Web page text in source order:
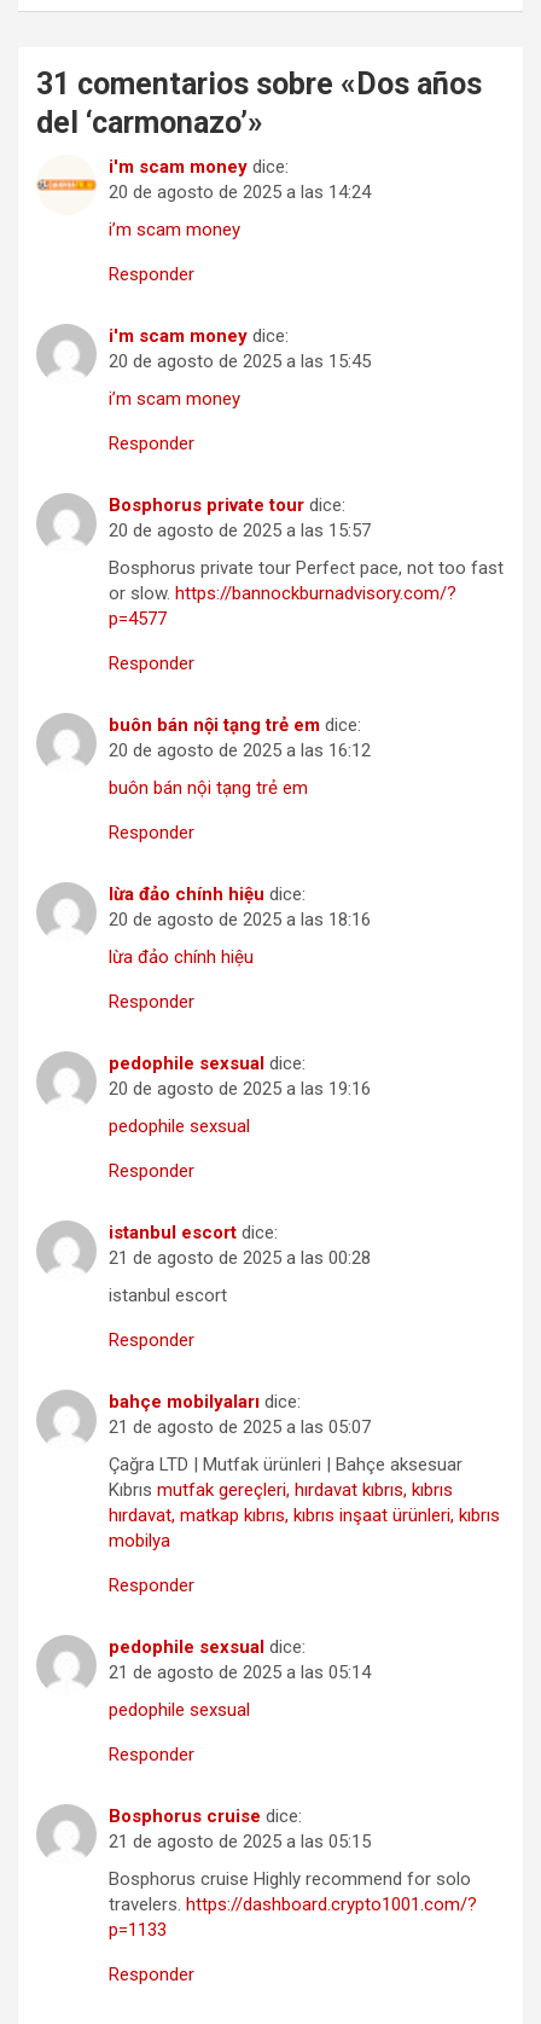
31 comentarios sobre « Dos años
del ‘carmonazo’»
i'm scam money dice:
20 de agosto de 2025 a las 14:24
i’m scam money
Responder
i'm scam money dice:
20 de agosto de 2025 a las 15:45
i’m scam money
Responder
Bosphorus private tour dice:
20 de agosto de 2025 a las 15:57
Bosphorus private tour Perfect pace, not too fast
or slow. https://bannockburnadvisory.com/?
p=4577
Responder
buôn bán nội tạng trẻ em dice:
20 de agosto de 2025 a las 16:12
buôn bán nội tạng trẻ em
Responder
lừa đảo chính hiệu dice:
20 de agosto de 2025 a las 18:16
lừa đảo chính hiệu
Responder
pedophile sexsual dice:
20 de agosto de 2025 a las 19:16
pedophile sexsual
Responder
istanbul escort dice:
21 de agosto de 2025 a las 00:28
istanbul escort
Responder
bahçe mobilyaları dice:
21 de agosto de 2025 a las 05:07
Çağra LTD | Mutfak ürünleri | Bahçe aksesuar
Kıbrıs mutfak gereçleri, hırdavat kıbrıs, kıbrıs
hırdavat, matkap kıbrıs, kıbrıs inşaat ürünleri, kıbrıs
mobilya
Responder
pedophile sexsual dice:
21 de agosto de 2025 a las 05:14
pedophile sexsual
Responder
Bosphorus cruise dice:
21 de agosto de 2025 a las 05:15
Bosphorus cruise Highly recommend for solo
travelers. https://dashboard.crypto1001.com/?
p=1133
Responder